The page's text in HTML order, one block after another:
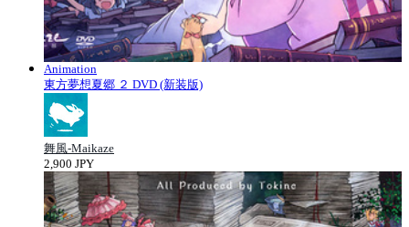
Animation
東方夢想夏郷 ２ DVD (新装版)
舞風-Maikaze
2,900 JPY